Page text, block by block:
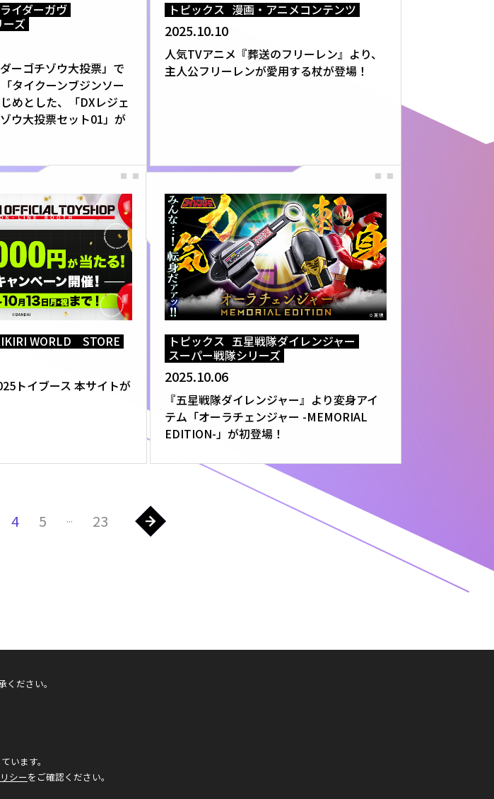
イダーガヴ
ズ
ーゴチゾウ大投票」で
タイクーンブジンソー
めとした、「DXレジェ
ウ大投票セット01」が
トピックス 漫画・アニメコンテンツ
2025.10.10
人気TVアニメ『葬送のフリーレン』より、
主人公フリーレンが愛用する杖が登場！
WORLD STORE
トイブース 本サイトが
トピックス 五星戦隊ダイレンジャー
スーパー戦隊シリーズ
2025.10.06
『五星戦隊ダイレンジャー』より変身アイ
テム「オーラチェンジャー -MEMORIAL
EDITION-」が初登場！
4 5 ... 23
ださい。
います。
シーをご確認ください。